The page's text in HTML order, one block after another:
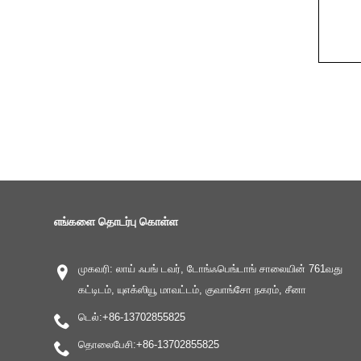
எங்களை தொடர்பு கொள்ள
முகவரி: லாய் ஃபங் டவர், டோங்ஃபெங்டாங் சாலையின் 761வது
கட்டிடம், யுஎக்ஸியூ மாவட்டம், குவாங்சோ நகரம், சீனா
டெல்:+86-13702855825
தொலைபேசி:+86-13702855825